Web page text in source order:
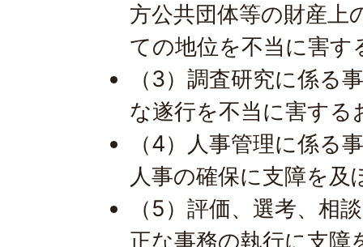
方公共団体等の財産上
ての地位を不当に害す
（3）調査研究に係る
な遂行を不当に害する
（4）人事管理に係る
人事の確保に支障を及
（5）評価、選考、相
正な事務の執行に支障